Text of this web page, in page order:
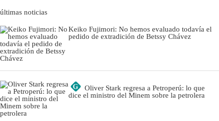
últimas noticias
Keiko Fujimori: No hemos evaluado todavía el
pedido de extradición de Betssy Chávez
G
Oliver Stark regresa a Petroperú: lo que
dice el ministro del Minem sobre la petrolera